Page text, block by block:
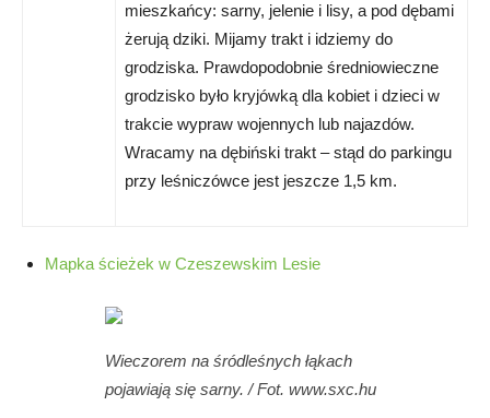
mieszkańcy: sarny, jelenie i lisy, a pod dębami
żerują dziki. Mijamy trakt i idziemy do
grodziska. Prawdopodobnie średniowieczne
grodzisko było kryjówką dla kobiet i dzieci w
trakcie wypraw wojennych lub najazdów.
Wracamy na dębiński trakt – stąd do parkingu
przy leśniczówce jest jeszcze 1,5 km.
Mapka ścieżek w Czeszewskim Lesie
Wieczorem na śródleśnych łąkach
pojawiają się sarny. / Fot. www.sxc.hu